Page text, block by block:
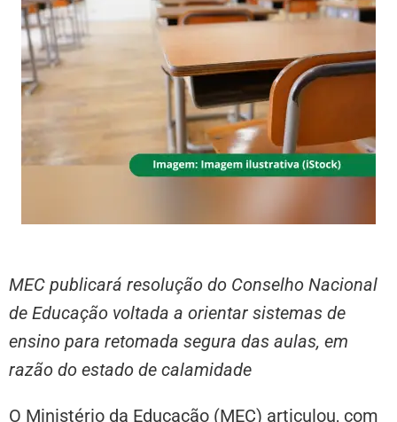
MEC publicará resolução do Conselho Nacional
de Educação voltada a orientar sistemas de
ensino para retomada segura das aulas, em
razão do estado de calamidade
O Ministério da Educação (MEC) articulou, com